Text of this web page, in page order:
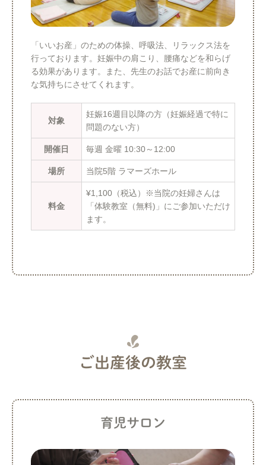
「いいお産」のための体操、呼吸法、リラックス法を
行っております。妊娠中の肩こり、腰痛などを和らげ
る効果があります。また、先生のお話でお産に前向き
な気持ちにさせてくれます。
対象
妊娠16週目以降の方（妊娠経過で特に
問題のない方）
開催日 毎週 金曜 10:30～12:00
場所 当院5階 ラマーズホール
料金
¥1,100（税込）※当院の妊婦さんは
「体験教室（無料)」にご参加いただけ
ます。
ご出産後の教室
育児サロン